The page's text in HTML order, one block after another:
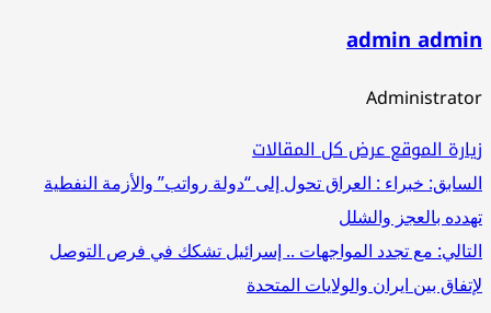
admin
الموقععرض كل المقالات
خبراء : العراق تحول إلى “دولة رواتب” والأزمة النفطية
بالعجز والشلل
مع تجدد المواجهات .. إسرائيل تشكك في فرص التوصل
بين ايران والولايات المتحدة